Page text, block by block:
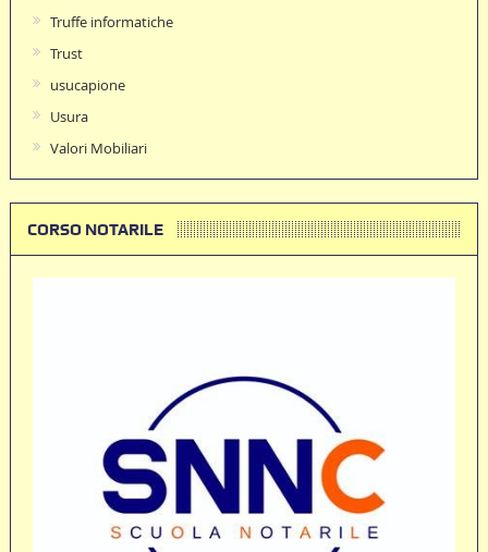
Truffe informatiche
Trust
usucapione
Usura
Valori Mobiliari
CORSO NOTARILE